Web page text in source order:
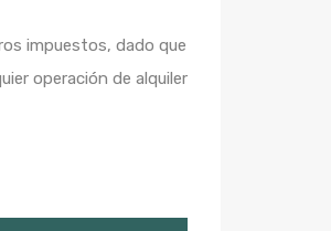
impuestos, dado que
operación de alquiler